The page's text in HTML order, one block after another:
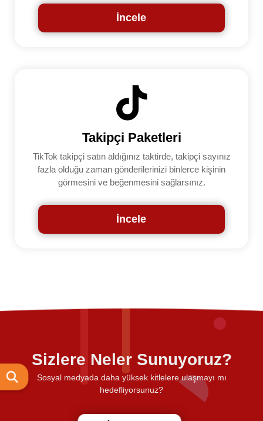
İncele
Takipçi Paketleri
TikTok takipçi satın aldığınız taktirde, takipçi sayınız
fazla olduğu zaman gönderilerinizi binlerce kişinin
görmesini ve beğenmesini sağlarsınız.
İncele
Sizlere Neler Sunuyoruz?
Sosyal medyada daha yüksek kitlelere ulaşmayı mı
hedefliyorsunuz?